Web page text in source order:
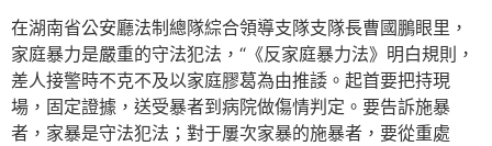
在湖南省公安廳法制總隊綜合領導支隊支隊長曹國鵬眼里，
家庭暴力是嚴重的守法犯法，“《反家庭暴力法》明白規則，
差人接警時不克不及以家庭膠葛為由推諉。起首要把持現
場，固定證據，送受暴者到病院做傷情判定。要告訴施暴
者，家暴是守法犯法；對于屢次家暴的施暴者，要從重處